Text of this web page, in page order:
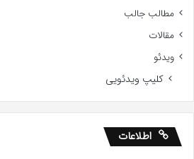
مطالب جالب
مقالات
ویدئو
کلیپ ویدئویی
اطلاعات